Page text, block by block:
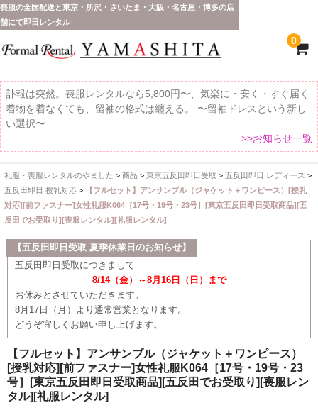
喪服の全国配送と東京・所沢・さいたま・大阪・名古屋・博多の店
舗にて即日レンタル
0
訃報は突然。喪服レンタルなら5,800円〜、気楽に・安く・すぐ届く
着物を着なくても、留袖の格式は纏える。 〜留袖ドレスという新し
い選択〜
>>お知らせ一覧
ホーム
全 国 配 送
受取り場所が選べます
東京即日バイク便
配送・お支払い方法
ご注文の流れ
よくあるご質問
礼服・喪服レンタルのやました > 商品> 東京五反田即日受取 > 五反田即日 レディース >
五反田即日 授乳対応>
【フルセット】アンサンブル（ジャケット＋ワンピース）[授乳
対応][前ファスナー]女性礼服K064［17号・19号・23号］[東京五反田即日受取商品][五
反田でお受取り][喪服レンタル][礼服レンタル]
【五反田即日受取 夏季休業日のお知らせ】
五反田即日受取につきまして
8/14（金）～8月16日（日）まで
お休みとさせていただきます。
8月17日（月）より通常営業となります。
どうぞ宜しくお願い申し上げます。
【フルセット】アンサンブル（ジャケット＋ワンピース）
[授乳対応][前ファスナー]女性礼服K064［17号・19号・23
号］[東京五反田即日受取商品][五反田でお受取り][喪服レン
タル][礼服レンタル]